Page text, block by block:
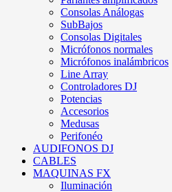
Consolas Análogas
SubBajos
Consolas Digitales
Micrófonos normales
Micrófonos inalámbricos
Line Array
Controladores DJ
Potencias
Accesorios
Medusas
Perifonéo
AUDIFONOS DJ
CABLES
MAQUINAS FX
Iluminación